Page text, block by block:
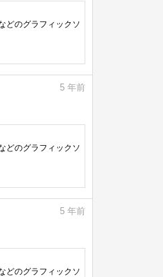
どのグラフィックソ
5 年前
どのグラフィックソ
5 年前
どのグラフィックソ